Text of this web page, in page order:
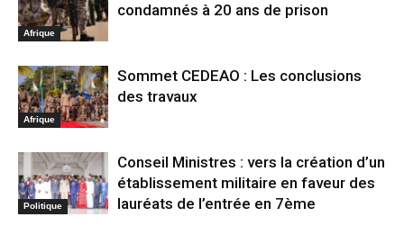
Afrique
condamnés à 20 ans de prison
Afrique
Sommet CEDEAO : Les conclusions
des travaux
Politique
Conseil Ministres : vers la création d’un
établissement militaire en faveur des
lauréats de l’entrée en 7ème